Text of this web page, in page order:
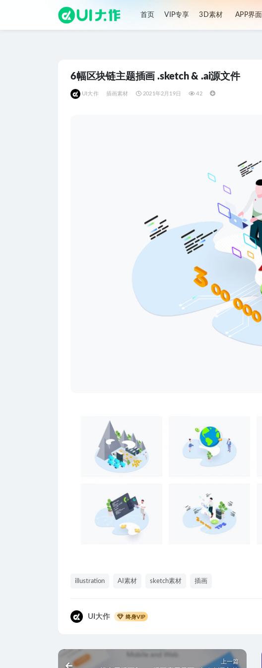
首页 VIP专享 3D素材 APP界面
6幅区块链主题插画 .sketch & .ai源文件
UI大作 插画素材 2021年2月19日 42
illustration AI素材 sketch素材 插画
UI大作 终身VIP
上一篇